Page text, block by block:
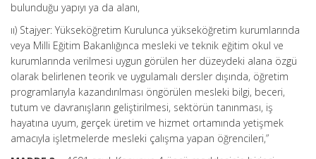
bulunduğu yapıyı ya da alanı,
ıı) Stajyer: Yükseköğretim Kurulunca yükseköğretim kurumlarında
veya Milli Eğitim Bakanlığınca mesleki ve teknik eğitim okul ve
kurumlarında verilmesi uygun görülen her düzeydeki alana özgü
olarak belirlenen teorik ve uygulamalı dersler dışında, öğretim
programlarıyla kazandırılması öngörülen mesleki bilgi, beceri,
tutum ve davranışların geliştirilmesi, sektörün tanınması, iş
hayatına uyum, gerçek üretim ve hizmet ortamında yetişmek
amacıyla işletmelerde mesleki çalışma yapan öğrencileri,”